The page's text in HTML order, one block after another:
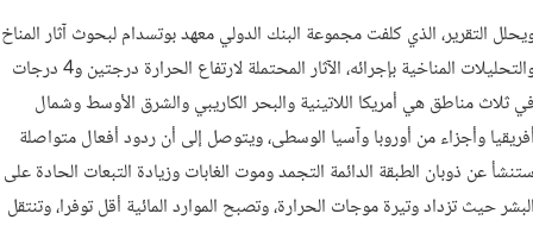
التقرير، الذي كلفت مجموعة البنك الدولي معهد بوتسدام لبحوث آثار المناخ
والتحليلات المناخية بإجرائه، الآثار المحتملة لارتفاع الحرارة درجتين و4 درجات
ثلاث مناطق هي أمريكا اللاتينية والبحر الكاريبي والشرق الأوسط وشمال
وأجزاء من أوروبا وآسيا الوسطى، ويتوصل إلى أن ردود أفعال متواصلة
عن ذوبان الطبقة الدائمة التجمد وموت الغابات وزيادة التبعات الحادة على
حيث تزداد وتيرة موجات الحرارة، وتصبح الموارد المائية أقل توفرا، وتنتقل